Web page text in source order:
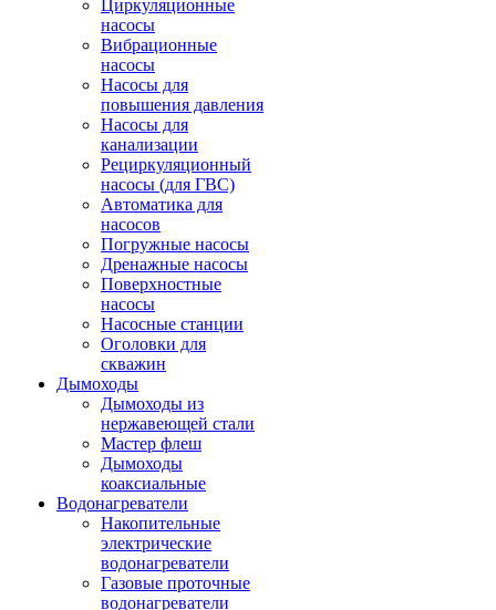
Циркуляционные
насосы
Вибрационные
насосы
Насосы для
повышения давления
Насосы для
канализации
Рециркуляционный
насосы (для ГВС)
Автоматика для
насосов
Погружные насосы
Дренажные насосы
Поверхностные
насосы
Насосные станции
Оголовки для
скважин
Дымоходы
Дымоходы из
нержавеющей стали
Мастер флеш
Дымоходы
коаксиальные
Водонагреватели
Накопительные
электрические
водонагреватели
Газовые проточные
водонагреватели